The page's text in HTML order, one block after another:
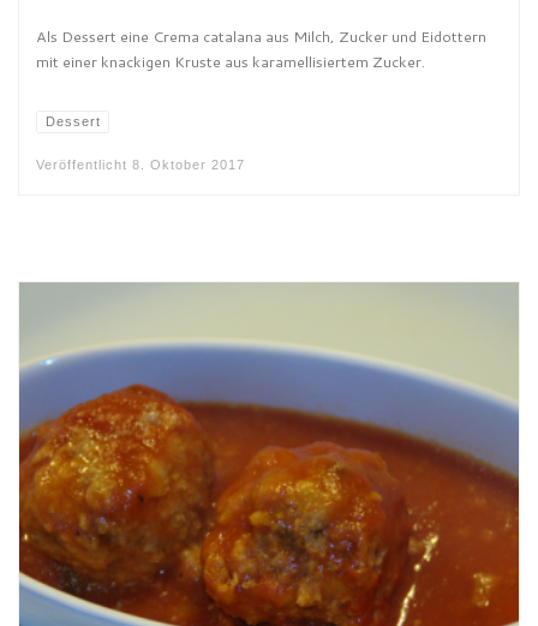
Als Dessert eine Crema catalana aus Milch, Zucker und Eidottern
mit einer knackigen Kruste aus karamellisiertem Zucker.
Dessert
Veröffentlicht 8. Oktober 2017